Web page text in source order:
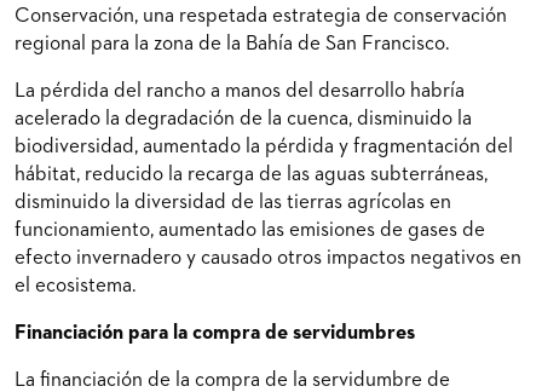
Conservación, una respetada estrategia de conservación
regional para la zona de la Bahía de San Francisco.
La pérdida del rancho a manos del desarrollo habría
acelerado la degradación de la cuenca, disminuido la
biodiversidad, aumentado la pérdida y fragmentación del
hábitat, reducido la recarga de las aguas subterráneas,
disminuido la diversidad de las tierras agrícolas en
funcionamiento, aumentado las emisiones de gases de
efecto invernadero y causado otros impactos negativos en
el ecosistema.
Financiación para la compra de servidumbres
La financiación de la compra de la servidumbre de